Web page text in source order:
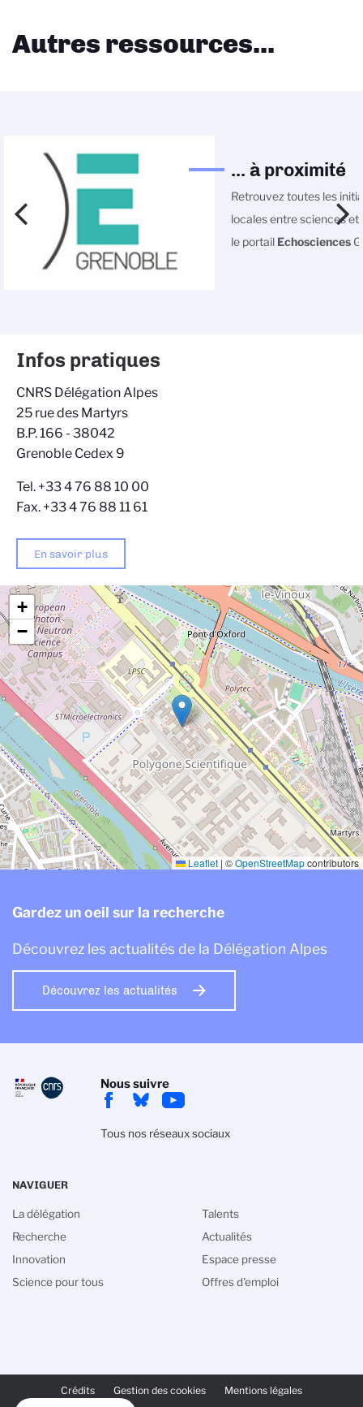
Autres ressources...
... à proximité
Retrouvez toutes les
locales entre sciences et
le portail Echosciences
+
−
Leaflet | ©OpenStreetMapcontributors
Infos pratiques
CNRS Délégation Alpes
25 rue des Martyrs
B.P. 166 - 38042
Grenoble Cedex 9
Tel. +33 4 76 88 10 00
Fax. +33 4 76 88 11 61
En savoir plus
Gardez un oeil sur la recherche
Découvrez les actualités de la Délégation Alpes
Découvrez les actualités
Nous suivre
Tous nos réseaux sociaux
PAGE
Crédits Gestion des cookies Mentions légales
NAVIGUER
La délégation
Recherche
Innovation
Science pour tous
Talents
Actualités
Espace presse
Offres d'emploi